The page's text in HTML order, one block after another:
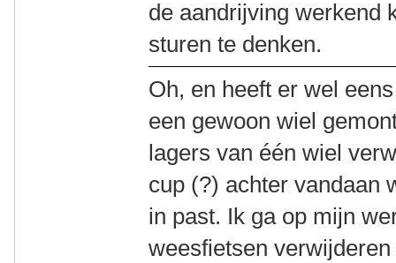
de aandrijving werkend
sturen te denken.
Oh, en heeft er wel
een gewoon wiel
lagers van één wiel
cup (?) achter vandaan
in past. Ik ga op mijn
weesfietsen